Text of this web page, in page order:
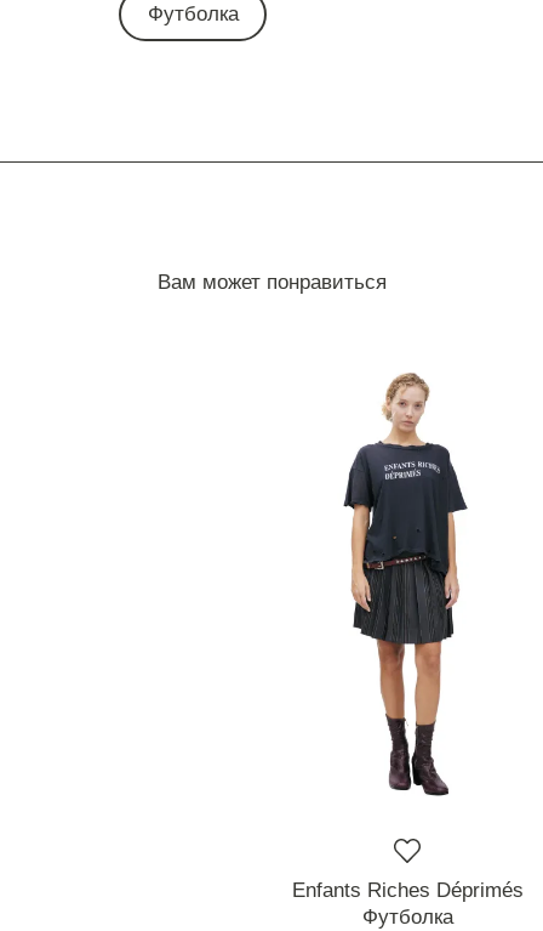
Футболка
Вам может понравиться
Enfants Riches Déprimés
Футболка